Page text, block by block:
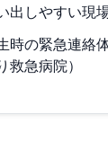
出しやすい現場
時の緊急連絡
救急病院）